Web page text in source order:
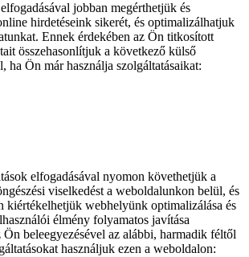
jobban megérthetjük és
hirdetéseink sikerét, és optimalizálhatjuk
Ennek érdekében az Ön titkosított
összehasonlítjuk a következő külső
ha Ön már használja szolgáltatásaikat:
elfogadásával nyomon követhetjük a
viselkedést a weboldalunkon belül, és
kiértékelhetjük webhelyünk optimalizálása és
élmény folyamatos javítása
Ön beleegyezésével az alábbi, harmadik féltől
használjuk ezen a weboldalon: